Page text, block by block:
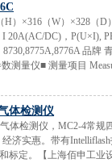
H）×316（W）×328（
DC)，P(U×I),
品牌
测量仪■ 测量项目
体检测仪
体检测仪，MC2-4常
济实惠。带有
标定。【上海佰申工